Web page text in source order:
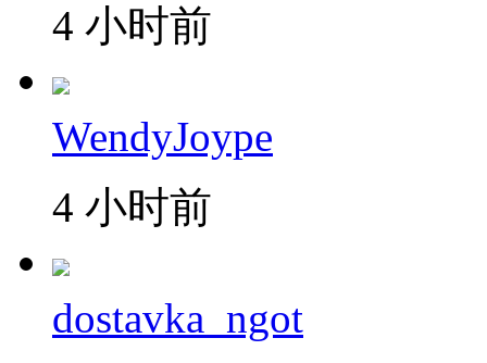
4 小时前
WendyJoype
4 小时前
dostavka_ngot